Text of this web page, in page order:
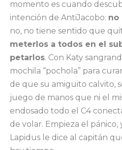
momento es cuando
intención de AntiJacobo: no
no, no tiene sentido que
meterlos a todos en el
petarlos. Con Katy
mochila “pochola” para
de que su amiguito calvito,
juego de manos que ni el
endosado todo el C4
de volar. Empieza el pánico,
Lapidus le dice al capitán